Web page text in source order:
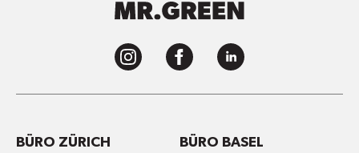
BÜRO ZÜRICH BÜRO BASEL